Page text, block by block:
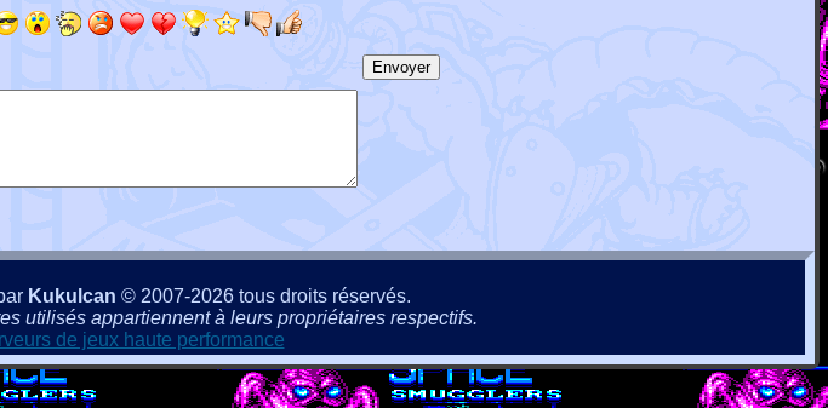
Kukulcan © 2007-2026 tous droits réservés.
utilisés appartiennent à leurs propriétaires respectifs.
de jeux haute performance